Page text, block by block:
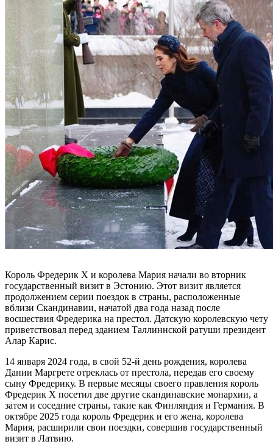
Король Фредерик X и королева Мария начали во вторник
государственный визит в Эстонию. Этот визит является
продолжением серии поездок в страны, расположенные
вблизи Скандинавии, начатой два года назад после
восшествия Фредерика на престол. Датскую королевскую чету
приветствовал перед зданием Таллиннской ратуши президент
Алар Карис.
14 января 2024 года, в свой 52-й день рождения, королева
Дании Маргрете отреклась от престола, передав его своему
сыну Фредерику. В первые месяцы своего правления король
Фредерик X посетил две другие скандинавские монархии, а
затем и соседние страны, такие как Финляндия и Германия. В
октябре 2025 года король Фредерик и его жена, королева
Мария, расширили свои поездки, совершив государственный
визит в Латвию.